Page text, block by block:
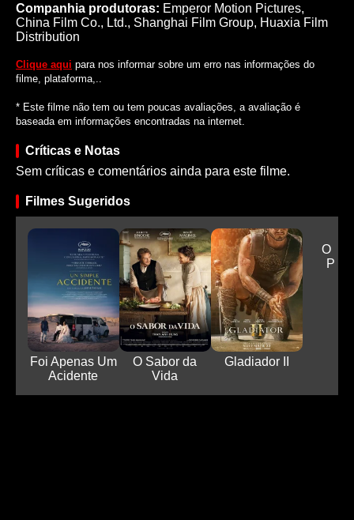
Companhia produtoras: Emperor Motion Pictures,
China Film Co., Ltd., Shanghai Film Group, Huaxia Film
Distribution
Clique aqui para nos informar sobre um erro nas informações do
filme, plataforma,..
* Este filme não tem ou tem poucas avaliações, a avaliação é
baseada em informações encontradas na internet.
Críticas e Notas
Sem críticas e comentários ainda para este filme.
Filmes Sugeridos
Foi Apenas Um
Acidente
O Sabor da
Vida
Gladiador II
O